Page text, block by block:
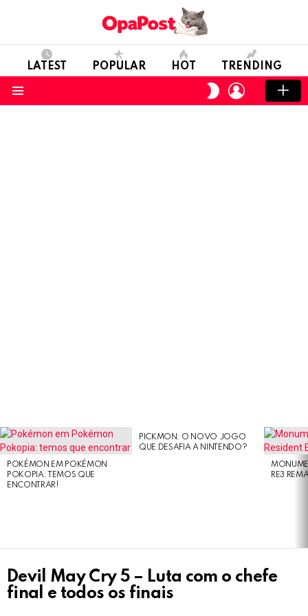
LATEST POPULAR HOT TRENDING
SWITCH
SKIN
LOGIN
LATEST
STORIES
POKÉMON EM POKÉMON
POKOPIA: TEMOS QUE
ENCONTRAR!
PICKMON: O NOVO JOGO
QUE DESAFIA A NINTENDO?
RE3
Devil May Cry 5 – Luta com o chefe
final e todos os finais